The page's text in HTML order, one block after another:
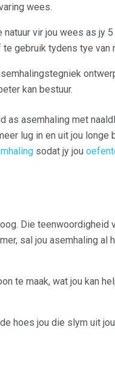
wees.
vir jou wees as jy
gebruik tydens tye van
kan bestuur.
as asemhaling met
lug in en uit jou
sodat jy jou
Die teenwoordigheid
sal jou asemhaling al
te maak, wat jou kan
hoes jou die slym uit